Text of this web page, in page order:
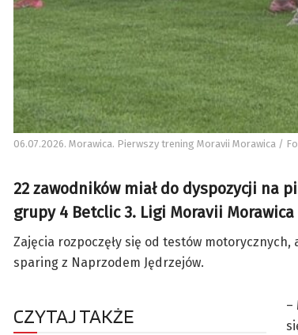
06.07.2026. Morawica. Pierwszy trening Moravii Morawica /
22 zawodników miał do dyspozycji na
grupy 4 Betclic 3. Ligi Moravii Morawica
Zajęcia rozpoczęły się od testów motorycznych,
sparing z Naprzodem Jędrzejów.
CZYTAJ TAKŻE
–